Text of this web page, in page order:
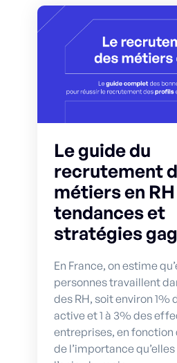
Le guide du
recrutement
métiers en
tendances et
stratégies
En France, on estime
personnes travaillent
des RH, soit environ 1%
active et 1 à 3% des
entreprises, en fonction
de l’importance